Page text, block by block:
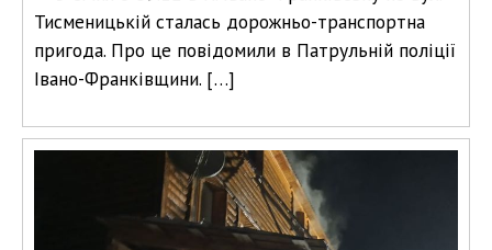
Тисменицькій сталась дорожньо-транспортна
пригода. Про це повідомили в Патрульній поліції
Івано-Франківщини. […]